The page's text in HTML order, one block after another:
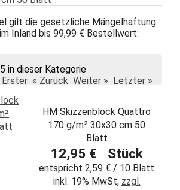
gilt die gesetzliche Mängelhaftung.
Inland bis 99,99 € Bestellwert:
in dieser Kategorie
Erster « Zurück Weiter » Letzter »
HM Skizzenblock Quattro
170 g/m² 30x30 cm 50
Blatt
12,95 € Stück
entspricht 2,59 € / 10 Blatt
inkl. 19% MwSt, zzgl.